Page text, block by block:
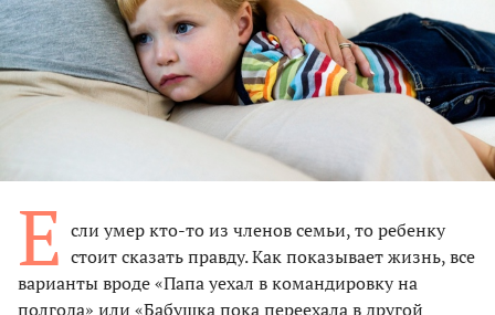
Е сли умер кто-то из членов семьи, то ребенку
стоит сказать правду. Как показывает жизнь, все
варианты вроде «Папа уехал в командировку на
полгода» или «Бабушка пока переехала в другой